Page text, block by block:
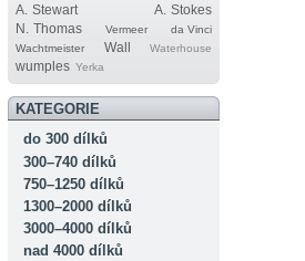
A. Stewart
A. Stokes
N. Thomas
Vermeer
da Vinci
Wachtmeister
Wall Waterhouse
wumples Yerka
KATEGORIE
do 300 dílků
300–740 dílků
750–1250 dílků
1300–2000 dílků
3000–4000 dílků
nad 4000 dílků